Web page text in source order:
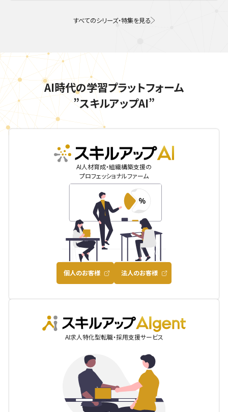
すべてのシリーズ・特集を見る
AI時代の学習プラットフォーム
”スキルアップAI”
skillupai
AI人材育成・組織構築支援の
プロフェッショナルファーム
個人のお客様 法人のお客様
AIgent
AI求人特化型転職・採用支援サービス